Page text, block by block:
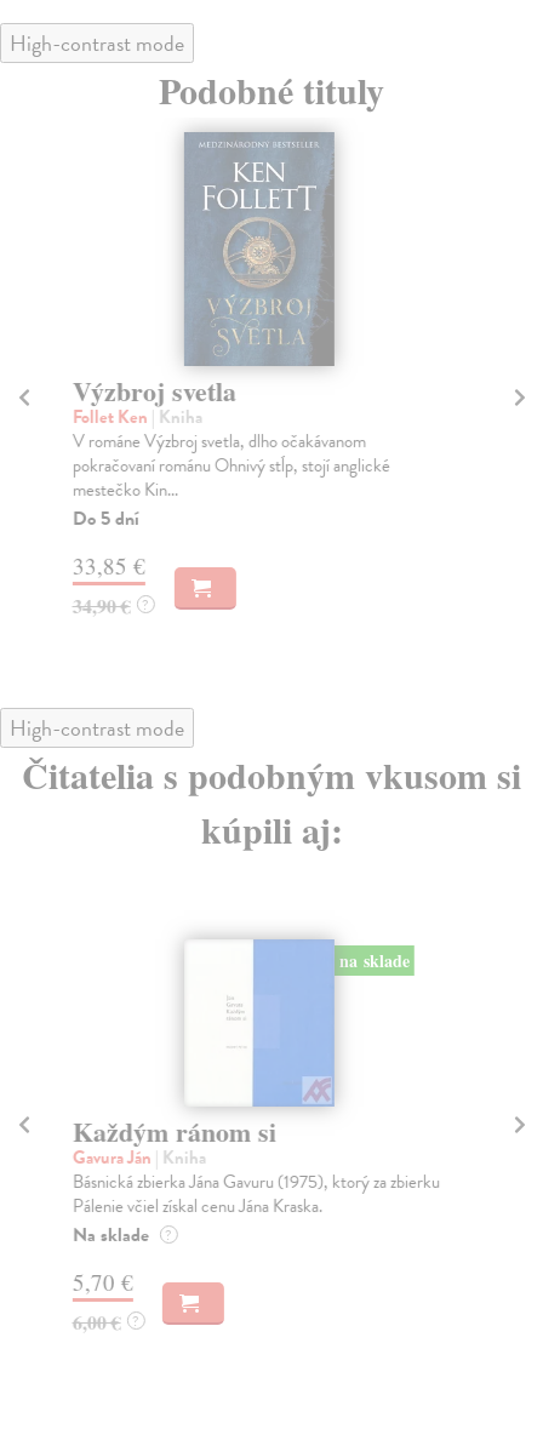
High-contrast mode
Podobné tituly
Výzbroj svetla
Follet Ken | Kniha
V románe Výzbroj svetla, dlho očakávanom
pokračovaní románu Ohnivý stĺp, stojí anglické
mestečko Kin...
Do 5 dní
33,85 €
34,90 € ?
High-contrast mode
Čitatelia s podobným vkusom si
kúpili aj:
na sklade
Každým ránom si
Gavura Ján | Kniha
Básnická zbierka Jána Gavuru (1975), ktorý za zbierku
Pálenie včiel získal cenu Jána Kraska.
Na sklade ?
5,70 €
6,00 € ?